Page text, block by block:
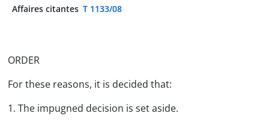
Affaires citantes T 1133/08
ORDER
For these reasons, it is decided that:
1. The impugned decision is set aside.